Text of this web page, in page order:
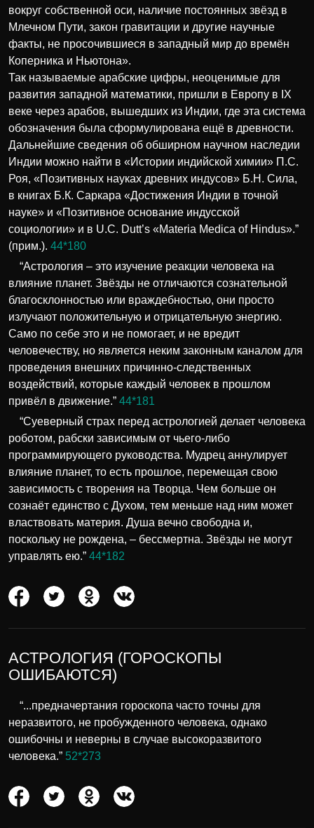
вокруг собственной оси, наличие постоянных звёзд в
Млечном Пути, закон гравитации и другие научные
факты, не просочившиеся в западный мир до времён
Коперника и Ньютона».
Так называемые арабские цифры, неоценимые для
развития западной математики, пришли в Европу в IX
веке через арабов, вышедших из Индии, где эта система
обозначения была сформулирована ещё в древности.
Дальнейшие сведения об обширном научном наследии
Индии можно найти в «Истории индийской химии» П.С.
Роя, «Позитивных науках древних индусов» Б.Н. Сила,
в книгах Б.К. Саркара «Достижения Индии в точной
науке» и «Позитивное основание индусской
социологии» и в U.C. Dutt’s «Materia Medica of Hindus».”
(прим.). 44*180
“Астрология – это изучение реакции человека на
влияние планет. Звёзды не отличаются сознательной
благосклонностью или враждебностью, они просто
излучают положительную и отрицательную энергию.
Само по себе это и не помогает, и не вредит
человечеству, но является неким законным каналом для
проведения внешних причинно-следственных
воздействий, которые каждый человек в прошлом
привёл в движение.” 44*181
“Суеверный страх перед астрологией делает человека
роботом, рабски зависимым от чьего-либо
программирующего руководства. Мудрец аннулирует
влияние планет, то есть прошлое, перемещая свою
зависимость с творения на Творца. Чем больше он
сознаёт единство с Духом, тем меньше над ним может
властвовать материя. Душа вечно свободна и,
поскольку не рождена, – бессмертна. Звёзды не могут
управлять ею.” 44*182
АСТРОЛОГИЯ (ГОРОСКОПЫ
ОШИБАЮТСЯ)
“...предначертания гороскопа часто точны для
неразвитого, не пробужденного человека, однако
ошибочны и неверны в случае высокоразвитого
человека.” 52*273